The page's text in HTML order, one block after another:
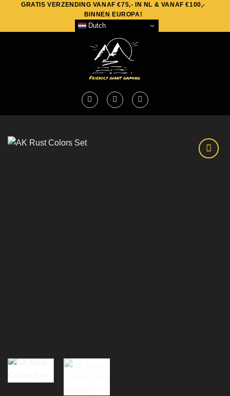
content
GRATIS VERZENDING VANAF €75,- IN NL & VANAF €100,-
BINNEN EUROPA!
Dutch